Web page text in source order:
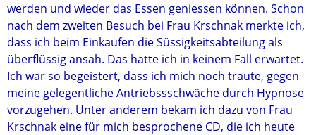
werden und wieder das Essen geniessen können. Schon
nach dem zweiten Besuch bei Frau Krschnak merkte ich,
dass ich beim Einkaufen die Süssigkeitsabteilung als
überflüssig ansah. Das hatte ich in keinem Fall erwartet.
Ich war so begeistert, dass ich mich noch traute, gegen
meine gelegentliche Antriebssschwäche durch Hypnose
vorzugehen. Unter anderem bekam ich dazu von Frau
Krschnak eine für mich besprochene CD, die ich heute